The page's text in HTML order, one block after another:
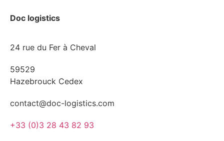
Doc logistics
24 rue du Fer à Cheval
59529
Hazebrouck Cedex
contact@doc-logistics.com
+33 (0)3 28 43 82 93